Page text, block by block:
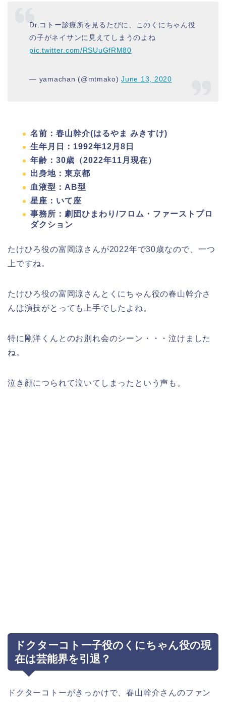
Dr.コトー診療所を見るたびに、このくにちゃん役
の子がネイサンに見えてしまうのよね
pic.twitter.com/RSUuGfRM80
— yamachan (@mtmako)June 13, 2020
名前：春山幹介(はるやま みきすけ)
生年月日：1992年12月8日
年齢：30歳（2022年11月現在）
出身地：東京都
血液型：AB型
星座：いて座
事務所：劇団ひまわり/フロム・ファーストプロ
ダクション
たけひろ役の富岡涼さんが2022年で30歳なので、一つ
上ですね。
たけひろ役の富岡涼さんとくにちゃん役の春山幹介さ
んは演技がとっても上手でしたよね。
特に剛洋くんとのお別れ会のシーン・・・泣けました
ね。
泣き顔につられて泣いてしまったという声も。
ドクターコトー子役のくにちゃん役の現
在は芸能界を引退？
ドクターコトーがきっかけで、春山幹介さんのファン